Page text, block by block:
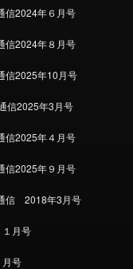
信2024年６月号
信2024年８月号
信2025年10月号
信2025年3月号
信2025年４月号
信2025年９月号
信 2018年3月号
１月号
月号